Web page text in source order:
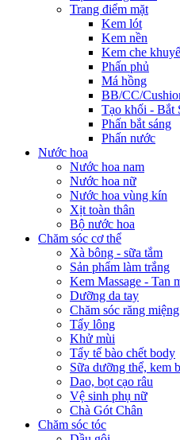
Trang điểm mặt
Kem lót
Kem nền
Kem che
Phấn phủ
Má hồng
BB/CC/
Tạo khối - Bắt
Phấn bắt sáng
Phấn nước
Nước hoa
Nước hoa nam
Nước hoa nữ
Nước hoa vùng kín
Xịt toàn thân
Bộ nước hoa
Chăm sóc cơ thể
Xà bông - sữa tắm
Sản phẩm làm trắng
Kem Massage - Tan
Dưỡng da tay
Chăm sóc răng miệng
Tẩy lông
Khử mùi
Tẩy tế bào chết body
Sữa dưỡng thể, kem
Dao, bọt cạo râu
Vệ sinh phụ nữ
Chà Gót Chân
Chăm sóc tóc